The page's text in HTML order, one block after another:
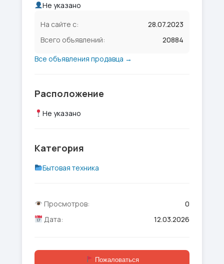
Не указано
На сайте с:
28.07.2023
Всего объявлений:
20884
Все объявления продавца →
Расположение
Не указано
Категория
Бытовая техника
Просмотров:
0
Дата:
12.03.2026
Пожаловаться